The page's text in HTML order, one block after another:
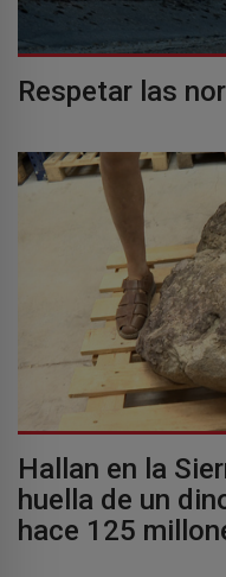
Respetar las
Hallan en la
huella de un
hace 125